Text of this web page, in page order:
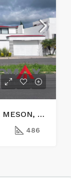
RENTA DE CASA EN VILLAS DEL MESON, JURIQUILLA, QUERETARO
486